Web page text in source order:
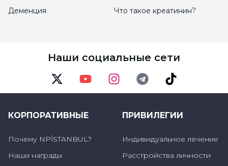
дела и расслаблять мозг. Использование
детоксикации?
В то время как наши мобильные телефоны
помогают нам легко найти адрес места, куда
Деменция
Что такое креатинин?
Наши социальные сети
КОРПОРАТИВНЫЕ
Почему NPİSTANBUL?
Наши награды
ПРИВИЛЕГИИ
Индивидуальное лечение
Расстройства личности